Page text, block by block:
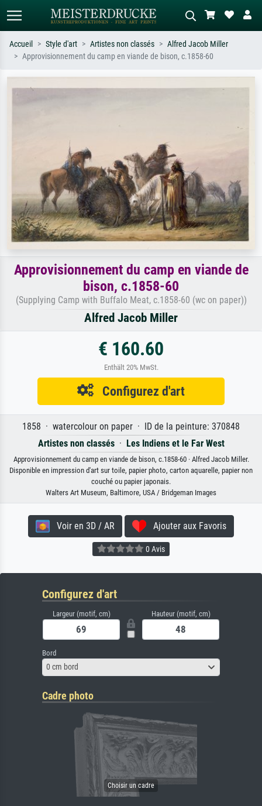
Recherchez par artiste, titre ou style –
Décrivez la scène – ex. prairie verte,
Accueil Style d'art Artistes non classés
Alfred Jacob Miller
Approvisionnement du camp en viande de bison, c.1858-60
Approvisionnement du camp en viande de
bison, c.1858-60
(Supplying Camp with Buffalo Meat, c.1858-60 (wc on paper))
Alfred Jacob Miller
€ 160.60
Enthält 20% MwSt.
Configurez d'art
1858 · watercolour on paper · ID de la peinture: 370848
Artistes non classés· Les Indiens et le Far West
Approvisionnement du camp en viande de bison, c.1858-60 · Alfred Jacob Miller.
Disponible en impression d'art sur toile, papier photo, carton aquarelle, papier non
couché ou papier japonais.
Walters Art Museum, Baltimore, USA / Bridgeman Images
Voir en 3D / AR Ajouter aux Favoris
0 Avis
Configurez d'art
Largeur (motif, cm) Hauteur (motif, cm)
Bord
0 cm bord
Cadre photo